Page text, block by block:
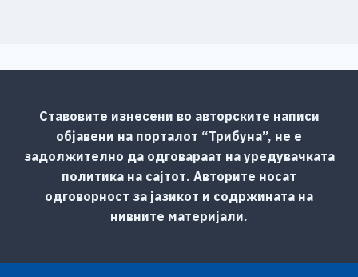
Ставовите изнесени во авторските написи
објавени на порталот “Трибуна”, не е
задолжително да одговараат на уредувачката
политика на сајтот. Авторите носат
одговорност за јазикот и содржината на
нивните материјали.